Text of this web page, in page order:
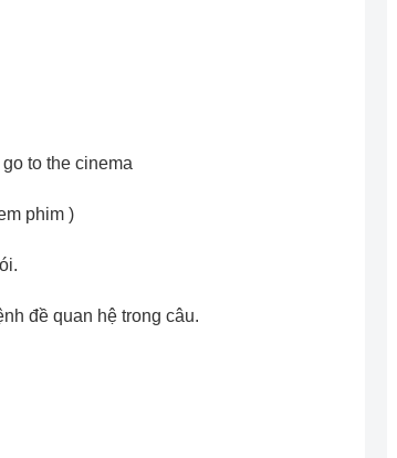
to the cinema
phim )
đề quan hệ trong câu.